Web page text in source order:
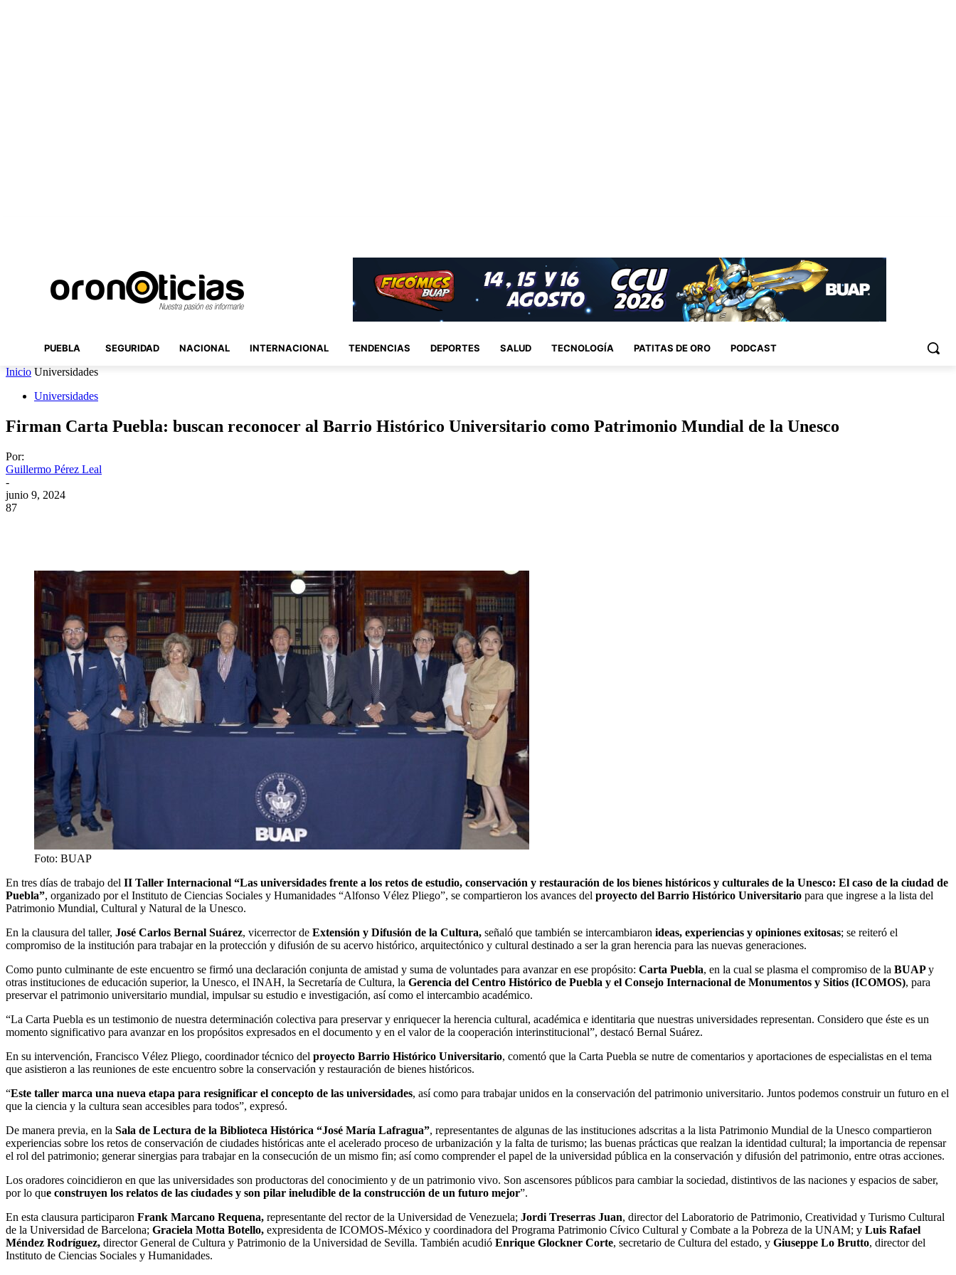
PUEBLA SEGURIDAD NACIONAL INTERNACIONAL TENDENCIAS DEPORTES SALUD TECNOLOGÍA PATITAS DE ORO PODCAST
Inicio Universidades
Universidades
Firman Carta Puebla: buscan reconocer al Barrio Histórico Universitario como Patrimonio Mundial de la Unesco
Por:
Guillermo Pérez Leal
-
junio 9, 2024
87
Foto: BUAP
En tres días de trabajo del II Taller Internacional “Las universidades frente a los retos de estudio, conservación y restauración de los bienes históricos y culturales de la Unesco: El caso de la ciudad de
Puebla”, organizado por el Instituto de Ciencias Sociales y Humanidades “Alfonso Vélez Pliego”, se compartieron los avances del proyecto del Barrio Histórico Universitario para que ingrese a la lista del
Patrimonio Mundial, Cultural y Natural de la Unesco.
En la clausura del taller, José Carlos Bernal Suárez, vicerrector de Extensión y Difusión de la Cultura, señaló que también se intercambiaron ideas, experiencias y opiniones exitosas; se reiteró el
compromiso de la institución para trabajar en la protección y difusión de su acervo histórico, arquitectónico y cultural destinado a ser la gran herencia para las nuevas generaciones.
Como punto culminante de este encuentro se firmó una declaración conjunta de amistad y suma de voluntades para avanzar en ese propósito: Carta Puebla, en la cual se plasma el compromiso de la BUAPy
otras instituciones de educación superior, la Unesco, el INAH, la Secretaría de Cultura, la Gerencia del Centro Histórico de Puebla y el Consejo Internacional de Monumentos y Sitios (ICOMOS), para
preservar el patrimonio universitario mundial, impulsar su estudio e investigación, así como el intercambio académico.
“La Carta Puebla es un testimonio de nuestra determinación colectiva para preservar y enriquecer la herencia cultural, académica e identitaria que nuestras universidades representan. Considero que éste es un
momento significativo para avanzar en los propósitos expresados en el documento y en el valor de la cooperación interinstitucional”, destacó Bernal Suárez.
En su intervención, Francisco Vélez Pliego, coordinador técnico del proyecto Barrio Histórico Universitario, comentó que la Carta Puebla se nutre de comentarios y aportaciones de especialistas en el tema
que asistieron a las reuniones de este encuentro sobre la conservación y restauración de bienes históricos.
“Este taller marca una nueva etapa para resignificar el concepto de las universidades, así como para trabajar unidos en la conservación del patrimonio universitario. Juntos podemos construir un futuro en el
que la ciencia y la cultura sean accesibles para todos”, expresó.
De manera previa, en la Sala de Lectura de la Biblioteca Histórica “José María Lafragua”, representantes de algunas de las instituciones adscritas a la lista Patrimonio Mundial de la Unesco compartieron
experiencias sobre los retos de conservación de ciudades históricas ante el acelerado proceso de urbanización y la falta de turismo; las buenas prácticas que realzan la identidad cultural; la importancia de repensar
el rol del patrimonio; generar sinergias para trabajar en la consecución de un mismo fin; así como comprender el papel de la universidad pública en la conservación y difusión del patrimonio, entre otras acciones.
Los oradores coincidieron en que las universidades son productoras del conocimiento y de un patrimonio vivo. Son ascensores públicos para cambiar la sociedad, distintivos de las naciones y espacios de saber,
por lo que construyen los relatos de las ciudades y son pilar ineludible de la construcción de un futuro mejor”.
En esta clausura participaron Frank Marcano Requena, representante del rector de la Universidad de Venezuela; Jordi Treserras Juan, director del Laboratorio de Patrimonio, Creatividad y Turismo Cultural
de la Universidad de Barcelona; Graciela Motta Botello, expresidenta de ICOMOS-México y coordinadora del Programa Patrimonio Cívico Cultural y Combate a la Pobreza de la UNAM; y Luis Rafael
Méndez Rodríguez, director General de Cultura y Patrimonio de la Universidad de Sevilla. También acudió Enrique Glockner Corte, secretario de Cultura del estado, y Giuseppe Lo Brutto, director del
Instituto de Ciencias Sociales y Humanidades.